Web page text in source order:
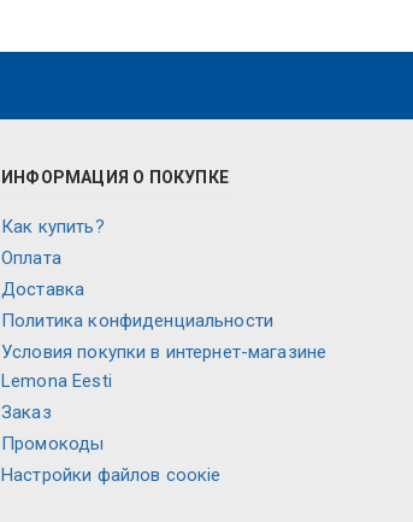
ИНФОРМАЦИЯ О ПОКУПКЕ
Как купить?
Оплата
Доставка
Политика конфиденциальности
Условия покупки в интернет-магазине
Lemona Eesti
Заказ
Промокоды
Настройки файлов соокіе